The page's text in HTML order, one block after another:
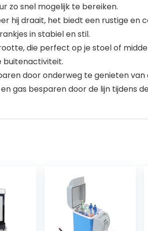
zo snel mogelijk te bereiken.
hij draait, het biedt een rustige
in stabiel en stil.
die perfect op je stoel of
buitenactiviteit.
door onderweg te genieten
gas besparen door de lijn tijdens